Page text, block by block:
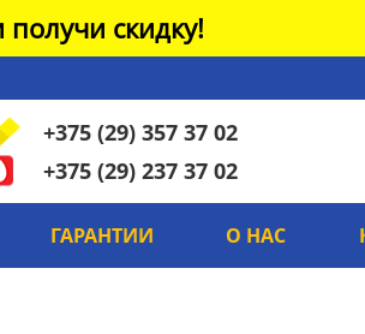
скидку!
+375 (29) 357 37 02
+375 (29) 237 37 02
ГАРАНТИИ О НАС